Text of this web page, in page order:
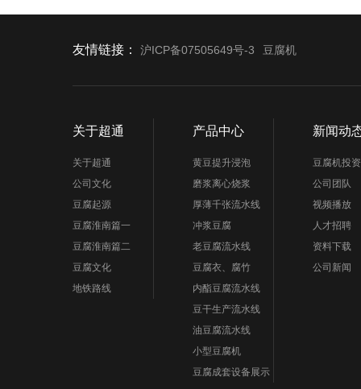
友情链接： 沪ICP备07505649号-3 豆腐机
关于超通
关于超通
公司文化
豆腐起源
豆腐淮南篇一
豆腐淮南篇二
豆腐文化
地铁路线
产品中心
黄豆提升浸泡
磨浆离心烧浆
厚薄千张流水线
冲浆豆腐
老豆腐流水线
豆腐衣、腐竹
内酯豆腐流水线
豆干生产流水线
油豆腐流水线
小型豆腐机
豆腐成套设备展示
新闻动
豆腐机投
公司团队
视频播放
人才招聘
资料下载
公司新闻